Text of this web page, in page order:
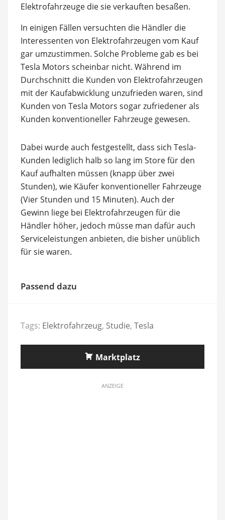
Elektrofahrzeuge die sie verkauften besaßen.
In einigen Fällen versuchten die Händler die
Interessenten von Elektrofahrzeugen vom Kauf
gar umzustimmen. Solche Probleme gab es bei
Tesla Motors scheinbar nicht. Während im
Durchschnitt die Kunden von Elektrofahrzeugen
mit der Kaufabwicklung unzufrieden waren, sind
Kunden von Tesla Motors sogar zufriedener als
Kunden konventioneller Fahrzeuge gewesen.
Dabei wurde auch festgestellt, dass sich Tesla-
Kunden lediglich halb so lang im Store für den
Kauf aufhalten müssen (knapp über zwei
Stunden), wie Käufer konventioneller Fahrzeuge
(Vier Stunden und 15 Minuten). Auch der
Gewinn liege bei Elektrofahrzeugen für die
Händler höher, jedoch müsse man dafür auch
Serviceleistungen anbieten, die bisher unüblich
für sie waren.
Passend dazu
Tags: Elektrofahrzeug, Studie, Tesla
Marktplatz
ANZEIGE